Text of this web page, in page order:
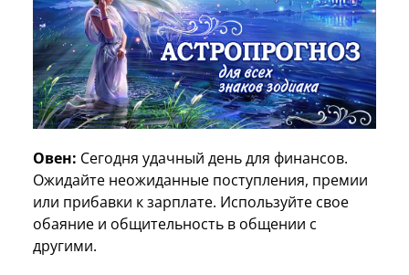
Овен: Сегодня удачный день для финансов.
Ожидайте неожиданные поступления, премии
или прибавки к зарплате. Используйте свое
обаяние и общительность в общении с
другими.